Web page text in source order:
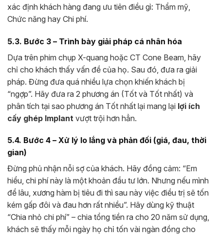
xác định khách hàng đang ưu tiên điều gì: Thẩm mỹ,
Chức năng hay Chi phí.
5.3. Bước 3 – Trình bày giải pháp cá nhân hóa
Dựa trên phim chụp X-quang hoặc CT Cone Beam, hãy
chỉ cho khách thấy vấn đề của họ. Sau đó, đưa ra giải
pháp. Đừng đưa quá nhiều lựa chọn khiến khách bị
“ngợp”. Hãy đưa ra 2 phương án (Tốt và Tốt nhất) và
phân tích tại sao phương án Tốt nhất lại mang lại lợi ích
cấy ghép Implant vượt trội hơn hẳn.
5.4. Bước 4 – Xử lý lo lắng và phản đối (giá, đau, thời
gian)
Đừng phủ nhận nỗi sợ của khách. Hãy đồng cảm: “Em
hiểu, chi phí này là một khoản đầu tư lớn. Nhưng nếu mình
để lâu, xương hàm bị tiêu đi thì sau này việc điều trị sẽ tốn
kém gấp đôi và đau hơn rất nhiều”. Hãy dùng kỹ thuật
“Chia nhỏ chi phí” – chia tổng tiền ra cho 20 năm sử dụng,
khách sẽ thấy mỗi ngày họ chỉ tốn vài ngàn đồng cho